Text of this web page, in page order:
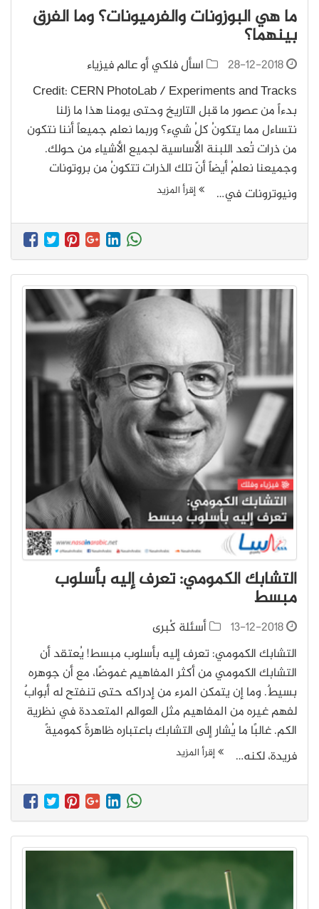
ما هي البوزونات والفرميونات؟ وما الفرق
بينهما؟
28-12-2018
اسأل فلكي أو عالم فيزياء
Credit: CERN PhotoLab / Experiments and Tracks
بدءاً من عصور ما قبل التاريخ وحتى يومنا هذا ما زلنا
نتساءل مما يتكونُ كلُ شيء؟ وربما نعلم جميعاً أننا نتكون
من ذرات تُعد اللبنة الأساسية لجميع الأشياء من حولك.
وجميعنا نعلمُ أيضاً أنّ تلك الذرات تتكونُ من بروتونات
ونيوترونات في…
إقرأ المزيد
التشابك الكمومي: تعرف إليه بأسلوب
مبسط
13-12-2018
أسئلة كُبرى
التشابك الكمومي: تعرف إليه بأسلوب مبسط! يُعتقد أن
التشابك الكمومي من أكثر المفاهيم غموضًا، مع أن جوهره
بسيطٌ. وما إن يتمكن المرء من إدراكه حتى تنفتح له أبوابٌ
لفهم غيره من المفاهيم مثل العوالم المتعددة في نظرية
الكم. غالبًا ما يُشار إلى التشابك باعتباره ظاهرةً كموميةً
فريدة، لكنه…
إقرأ المزيد